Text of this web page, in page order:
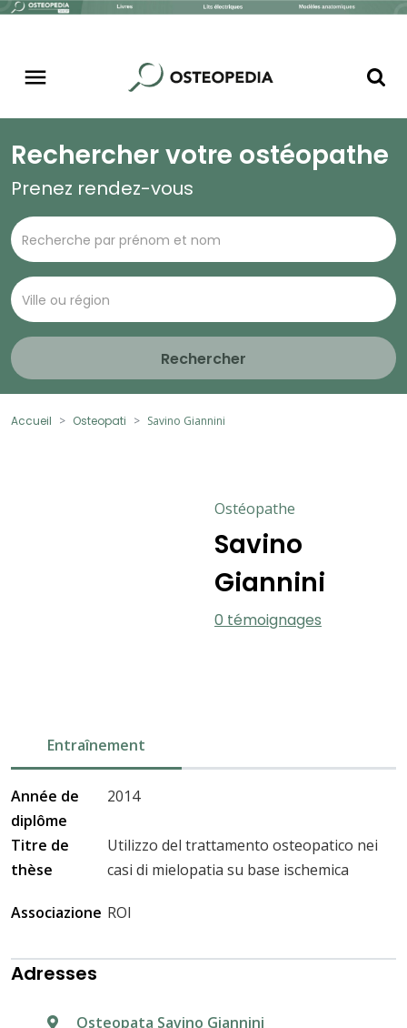
Rechercher votre ostéopathe
Prenez rendez-vous
Rechercher
Accueil Osteopati Savino Giannini
Ostéopathe
Savino
Giannini
0 témoignages
Entraînement
Année de
diplôme
2014
Titre de
thèse
Utilizzo del trattamento osteopatico nei
casi di mielopatia su base ischemica
Associazione ROI
Adresses
Osteopata Savino Giannini